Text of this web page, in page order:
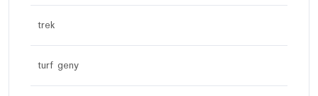
trek
turf geny